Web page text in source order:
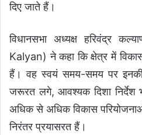
दिए जाते हैं।
विधानसभा अध्यक्ष हरिवंद्र
Kalyan) ने कहा कि क्षेत्र में
हैं। वह स्वयं समय-समय पर
जरूरत लगे, आवश्यक दिशा निर्देश
अधिक से अधिक विकास
निरंतर प्रयासरत हैं।